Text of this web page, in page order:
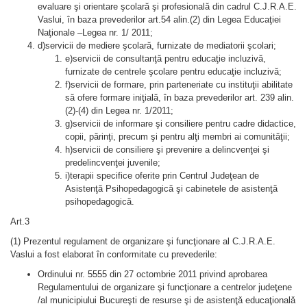
evaluare şi orientare şcolară şi profesională din cadrul C.J.R.A.E.
Vaslui, în baza prevederilor art.54 alin.(2) din Legea Educaţiei
Naţionale –Legea nr. 1/ 2011;
d)servicii de mediere şcolară, furnizate de mediatorii şcolari;
e)servicii de consultanţă pentru educaţie incluzivă,
furnizate de centrele şcolare pentru educaţie incluzivă;
f)servicii de formare, prin parteneriate cu instituţii abilitate
să ofere formare iniţială, în baza prevederilor art. 239 alin.
(2)-(4) din Legea nr. 1/2011;
g)servicii de informare şi consiliere pentru cadre didactice,
copii, părinţi, precum şi pentru alţi membri ai comunităţii;
h)servicii de consiliere şi prevenire a delincvenţei şi
predelincvenţei juvenile;
i)terapii specifice oferite prin Centrul Judeţean de
Asistenţă Psihopedagogică şi cabinetele de asistenţă
psihopedagogică.
Art.3
(1) Prezentul regulament de organizare şi funcţionare al C.J.R.A.E.
Vaslui a fost elaborat în conformitate cu prevederile:
Ordinului nr. 5555 din 27 octombrie 2011 privind aprobarea
Regulamentului de organizare şi funcţionare a centrelor judeţene
/al municipiului Bucureşti de resurse şi de asistenţǎ educaţionalǎ